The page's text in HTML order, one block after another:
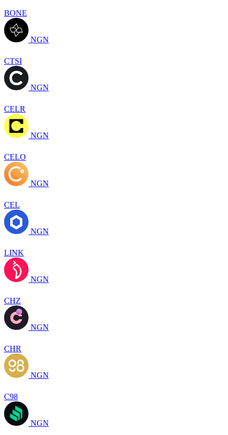
BONE
NGN
CTSI
NGN
CELR
NGN
CELO
NGN
CEL
NGN
LINK
NGN
CHZ
NGN
CHR
NGN
C98
NGN